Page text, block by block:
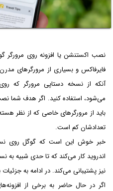
نصب اکستنشن یا افزونه روی مرورگر
فایرفاکس و بسیاری از مرورگرهای
آنکه از نسخه دستاپی مرورگر که
می‌شود، استفاده کنید. اگر هدف شما
باید از مرورگرهای خاصی که از نظر
تعدادشان کم است.
اندروید کار می‌کند که تا حدی شبیه به
نیز پشتیبانی می‌کند. در ادامه به
اگر در حال حاضر به برخی از